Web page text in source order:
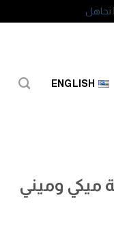
تجاهل
ENGLISH
ميكي وميني